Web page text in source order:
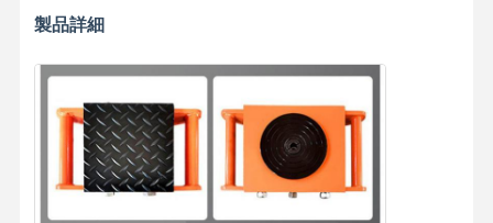
クレーンフック
エンドキャリッジ
クレーン・ポリー・ブロック
グラブ
製品詳細